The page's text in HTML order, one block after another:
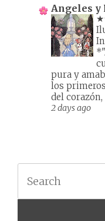
Angeles y
pura y
los
del corazón,
2 days ago